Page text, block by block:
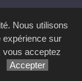
imagenia, créé et
.
Nous utilisons
expérience sur
vous acceptez
Accepter